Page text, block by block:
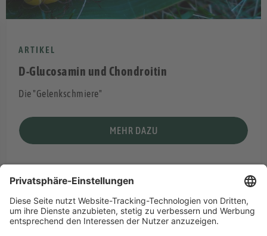
ARTIKEL
D-Glucosamin und Chondroitin
Die "Gelenkschmiere"
MEHR DAZU